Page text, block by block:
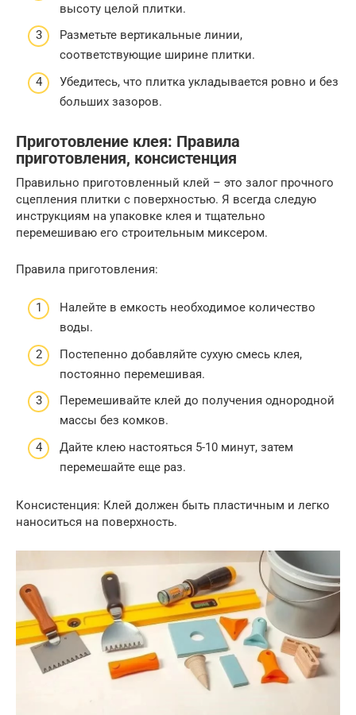
высоту целой плитки.
Разметьте вертикальные линии,
соответствующие ширине плитки.
Убедитесь, что плитка укладывается ровно и без
больших зазоров.
Приготовление клея: Правила
приготовления, консистенция
Правильно приготовленный клей – это залог прочного
сцепления плитки с поверхностью. Я всегда следую
инструкциям на упаковке клея и тщательно
перемешиваю его строительным миксером.
Правила приготовления:
Налейте в емкость необходимое количество
воды.
Постепенно добавляйте сухую смесь клея,
постоянно перемешивая.
Перемешивайте клей до получения однородной
массы без комков.
Дайте клею настояться 5-10 минут, затем
перемешайте еще раз.
Консистенция: Клей должен быть пластичным и легко
наноситься на поверхность.